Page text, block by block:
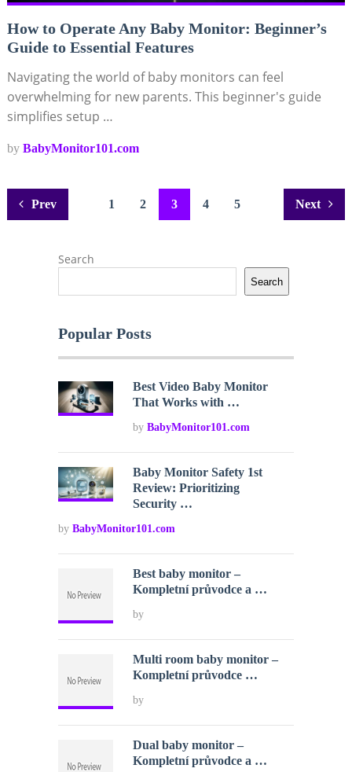
How to Operate Any Baby Monitor: Beginner’s
Guide to Essential Features
Navigating the world of baby monitors can feel
overwhelming for new parents. This beginner's guide
simplifies setup …
by BabyMonitor101.com
Posts
Prev 1 2 3 4 5 Next
Search
Search
Popular Posts
Best Video Baby Monitor
That Works with …
byBabyMonitor101.com
Baby Monitor Safety 1st
Review: Prioritizing
Security …
by BabyMonitor101.com
Best baby monitor –
Kompletní průvodce a …
by
Multi room baby monitor –
Kompletní průvodce …
by
Dual baby monitor –
Kompletní průvodce a …